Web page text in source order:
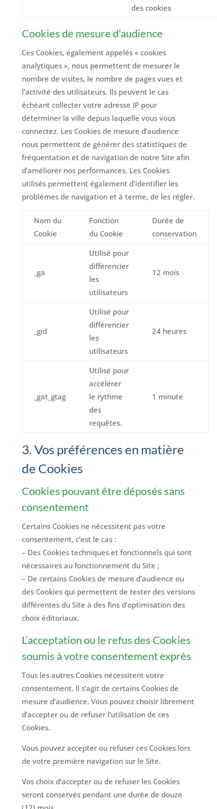
des cookies
Cookies de mesure d’audience
Ces Cookies, également appelés « cookies
analytiques », nous permettent de mesurer le
nombre de visites, le nombre de pages vues et
l’activité des utilisateurs. Ils peuvent le cas
échéant collecter votre adresse IP pour
déterminer la ville depuis laquelle vous vous
connectez. Les Cookies de mesure d’audience
nous permettent de générer des statistiques de
fréquentation et de navigation de notre Site afin
d’améliorer nos performances. Les Cookies
utilisés permettent également d’identifier les
problèmes de navigation et à terme, de les régler.
Nom du
Cookie
Fonction
du Cookie
Durée de
conservation
_ga
Utilisé pour
différencier
les
utilisateurs
12 mois
_gid
Utilisé pour
différencier
les
utilisateurs
24 heures
_gat_gtag
Utilisé pour
accélérer
le rythme
des
requêtes.
1 minute
3. Vos préférences en matière
de Cookies
Cookies pouvant être déposés sans
consentement
Certains Cookies ne nécessitent pas votre
consentement, c’est le cas :
– Des Cookies techniques et fonctionnels qui sont
nécessaires au fonctionnement du Site ;
– De certains Cookies de mesure d’audience ou
des Cookies qui permettent de tester des versions
différentes du Site à des fins d’optimisation des
choix éditoriaux.
L’acceptation ou le refus des Cookies
soumis à votre consentement exprès
Tous les autres Cookies nécessitent votre
consentement. Il s’agit de certains Cookies de
mesure d’audience. Vous pouvez choisir librement
d’accepter ou de refuser l’utilisation de ces
Cookies.
Vous pouvez accepter ou refuser ces Cookies lors
de votre première navigation sur le Site.
Vos choix d’accepter ou de refuser les Cookies
seront conservés pendant une durée de douze